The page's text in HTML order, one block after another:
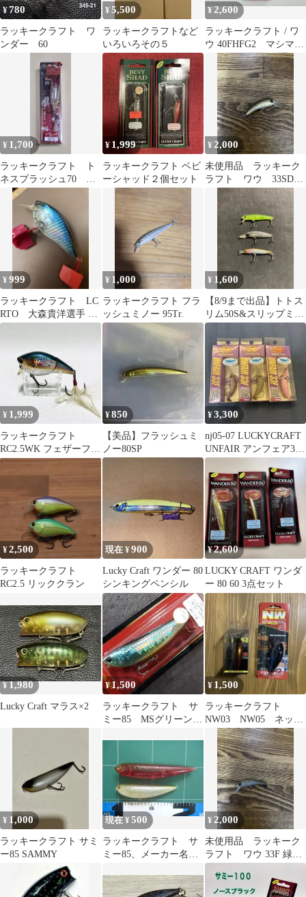
¥780
ラッキークラフト ワ
ンダー 60
¥5,500
ラッキークラフトなど
いろいろその５
¥2,600
ラッキークラフト / ワ
ウ 40FHFG2 マシマシ
神楽 オオツカオリカラ
¥ 1,700
ラッキークラフト ト
ネスプラッシュ70 フ
ローティング 11.5g
クラウン
¥ 1,999
ラッキークラフト ベビ
ーシャッド２個セット
¥ 2,000
未使用品 ラッキーク
ラフト ワウ 33SDS
ふわう 鬼灯
¥999
ラッキークラフト LC
RTO 大森貴洋選手 バ
スマスタークラシック
¥ 1,000
ラッキークラフト フラ
ッシュミノー 95Tr.
¥ 1,600
【8/9まで出品】トトス
リム50S&スリップミノ
ー47&ストリームドラ
イブ45
¥ 1,999
ラッキークラフト
RC2.5WK フェザーフッ
ク
¥850
【美品】フラッシュミ
ノー80SP
¥3,300
nj05-07 LUCKYCRAFT
UNFAIR アンフェア33F
3個セット
¥2,500
ラッキークラフト
RC2.5 リッククラン
現在 ¥900
Lucky Craft ワンダー 80
シンキングペンシル
¥2,600
LUCKY CRAFT ワンダ
ー 80 60 3点セット
¥1,980
Lucky Craft マラス×2
¥1,500
ラッキークラフト サ
ミー85 MSグリーン
¥ 1,500
ラッキークラフト
NW03 NW05 ネット
ワークメンバー 限定
¥ 1,000
ラッキークラフト サミ
ー85 SAMMY
現在 ¥500
ラッキークラフト サ
ミー85、メーカー名称
ー品）、セット
¥ 2,000
未使用品 ラッキーク
ラフト ワウ 33F 緑
龍 吉やオリカラ